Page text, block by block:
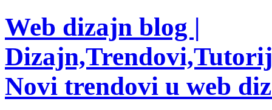
Web dizajn blog |
Novi trendovi u web